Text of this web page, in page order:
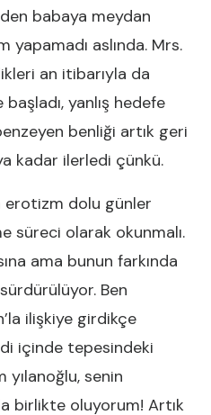
babaya meydan
aslında. Mrs.
an itibarıyla da
yanlış hedefe
benliği artık geri
kadar ilerledi çünkü.
erotizm dolu günler
süreci olarak okunmalı.
ama bunun farkında
Ben
ilişkiye girdikçe
içinde tepesindeki
yılanoğlu, senin
birlikte oluyorum! Artık